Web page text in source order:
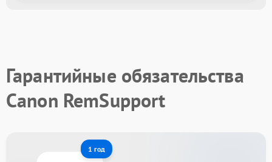
Гарантийные обязательства
Canon RemSupport
1 год